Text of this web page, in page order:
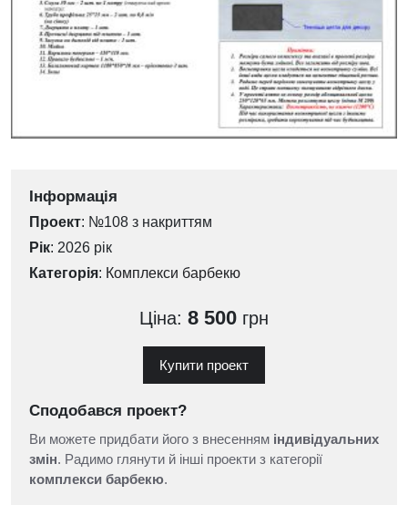
Інформація
Проект: №108 з накриттям
Рік: 2026 рік
Категорія: Комплекси барбекю
Ціна: 8 500 грн
Купити проект
Сподобався проект?
Ви можете придбати його з внесенням індивідуальних
змін. Радимо глянути й інші проекти з категорії
комплекси барбекю.